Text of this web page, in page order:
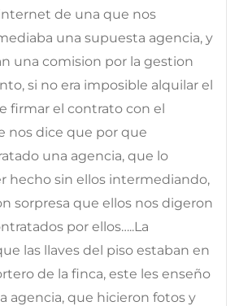
de una que nos
una supuesta agencia, y
una comision por la gestion
si no era imposible alquilar el
firmar el contrato con el
nos dice que por que
una agencia, que lo
hecho sin ellos intermediando,
sorpresa que ellos nos digeron
por ellos…..La
las llaves del piso estaban en
de la finca, este les enseño
agencia, que hicieron fotos y